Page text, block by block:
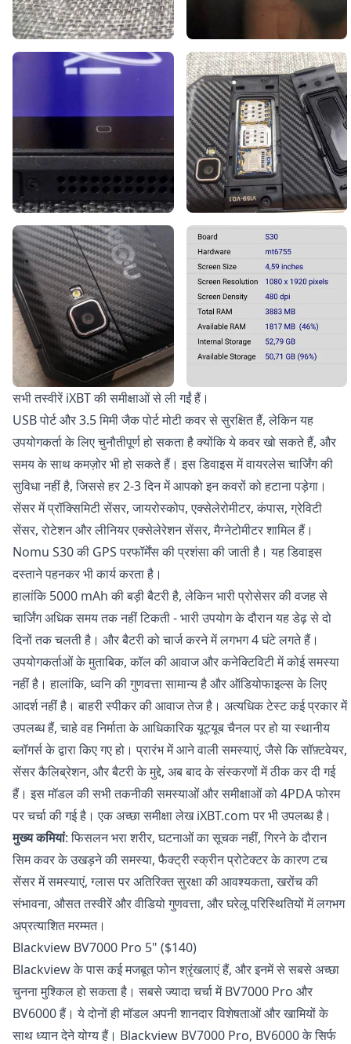
सभी तस्वीरें iXBT की समीक्षाओं से ली गईं हैं।
USB पोर्ट और 3.5 मिमी जैक पोर्ट मोटी कवर से सुरक्षित हैं, लेकिन यह
उपयोगकर्ता के लिए चुनौतीपूर्ण हो सकता है क्योंकि ये कवर खो सकते हैं, और
समय के साथ कमज़ोर भी हो सकते हैं। इस डिवाइस में वायरलेस चार्जिंग की
सुविधा नहीं है, जिससे हर 2-3 दिन में आपको इन कवरों को हटाना पड़ेगा।
सेंसर में प्रॉक्सिमिटी सेंसर, जायरोस्कोप, एक्सेलेरोमीटर, कंपास, ग्रेविटी
सेंसर, रोटेशन और लीनियर एक्सेलेरेशन सेंसर, मैग्नेटोमीटर शामिल हैं।
Nomu S30 की GPS परफॉर्मेंस की प्रशंसा की जाती है। यह डिवाइस
दस्ताने पहनकर भी कार्य करता है।
हालांकि 5000 mAh की बड़ी बैटरी है, लेकिन भारी प्रोसेसर की वजह से
चार्जिंग अधिक समय तक नहीं टिकती - भारी उपयोग के दौरान यह डेढ़ से दो
दिनों तक चलती है। और बैटरी को चार्ज करने में लगभग 4 घंटे लगते हैं।
उपयोगकर्ताओं के मुताबिक, कॉल की आवाज और कनेक्टिविटी में कोई समस्या
नहीं है। हालांकि, ध्वनि की गुणवत्ता सामान्य है और ऑडियोफाइल्स के लिए
आदर्श नहीं है। बाहरी स्पीकर की आवाज तेज है। अत्यधिक टेस्ट कई प्रकार में
उपलब्ध हैं, चाहे वह निर्माता के आधिकारिक यूट्यूब चैनल पर हो या स्थानीय
ब्लॉगर्स के द्वारा किए गए हो। प्रारंभ में आने वाली समस्याएं, जैसे कि सॉफ़्टवेयर,
सेंसर कैलिब्रेशन, और बैटरी के मुद्दे, अब बाद के संस्करणों में ठीक कर दी गई
हैं। इस मॉडल की सभी तकनीकी समस्याओं और समीक्षाओं को4PDA फोरम
पर चर्चा की गई है। एक अच्छासमीक्षा लेखiXBT.com पर भी उपलब्ध है।
मुख्य कमियां: फिसलन भरा शरीर, घटनाओं का सूचक नहीं, गिरने के दौरान
सिम कवर के उखड़ने की समस्या, फैक्ट्री स्क्रीन प्रोटेक्टर के कारण टच
सेंसर में समस्याएं, ग्लास पर अतिरिक्त सुरक्षा की आवश्यकता, खरोंच की
संभावना, औसत तस्वीरें और वीडियो गुणवत्ता, और घरेलू परिस्थितियों में लगभग
अप्रत्याशित मरम्मत।
Blackview BV7000 Pro 5" ($140)
Blackview के पास कई मजबूत फोन श्रृंखलाएं हैं, और इनमें से सबसे अच्छा
चुनना मुश्किल हो सकता है। सबसे ज्यादा चर्चा में BV7000 Pro और
BV6000 हैं। ये दोनों ही मॉडल अपनी शानदार विशेषताओं और खामियों के
साथ ध्यान देने योग्य हैं। Blackview BV7000 Pro, BV6000 के सिर्फ